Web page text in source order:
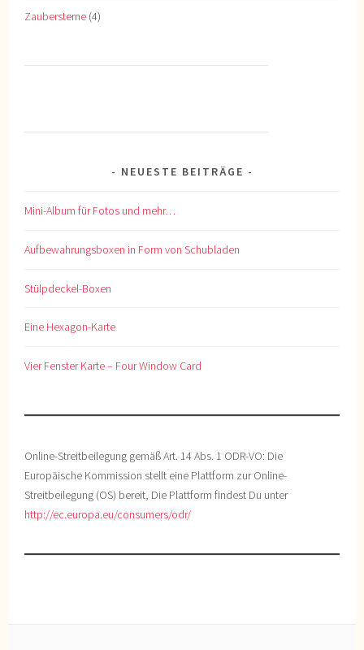
Zaubersterne (4)
NEUESTE BEITRÄGE
Mini-Album für Fotos und mehr…
Aufbewahrungsboxen in Form von Schubladen
Stülpdeckel-Boxen
Eine Hexagon-Karte
Vier Fenster Karte – Four Window Card
Online-Streitbeilegung gemäß Art. 14 Abs. 1 ODR-VO: Die
Europäische Kommission stellt eine Plattform zur Online-
Streitbeilegung (OS) bereit, Die Plattform findest Du unter
http://ec.europa.eu/consumers/odr/